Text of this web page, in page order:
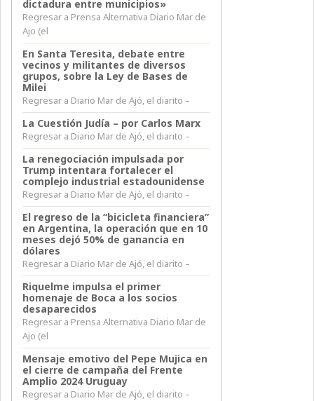
dictadura entre municipios»
Regresar a Prensa Alternativa Diario Mar de
Ajo (el
En Santa Teresita, debate entre
vecinos y militantes de diversos
grupos, sobre la Ley de Bases de
Milei
Regresar a Diario Mar de Ajó, el diarito –
La Cuestión Judía – por Carlos Marx
Regresar a Diario Mar de Ajó, el diarito –
La renegociación impulsada por
Trump intentara fortalecer el
complejo industrial estadounidense
Regresar a Diario Mar de Ajó, el diarito –
El regreso de la “bicicleta financiera”
en Argentina, la operación que en 10
meses dejó 50% de ganancia en
dólares
Regresar a Diario Mar de Ajó, el diarito –
Riquelme impulsa el primer
homenaje de Boca a los socios
desaparecidos
Regresar a Prensa Alternativa Diario Mar de
Ajo (el
Mensaje emotivo del Pepe Mujica en
el cierre de campaña del Frente
Amplio 2024 Uruguay
Regresar a Diario Mar de Ajó, el diarito –